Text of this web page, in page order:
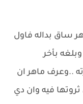
ساق بداله فاول
بأخر
..وعرف ماهر ان
فيه وان دي